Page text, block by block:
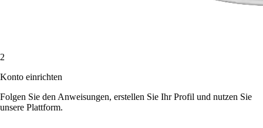
2
Konto einrichten
Folgen Sie den Anweisungen, erstellen Sie Ihr Profil und nutzen Sie
unsere Plattform.